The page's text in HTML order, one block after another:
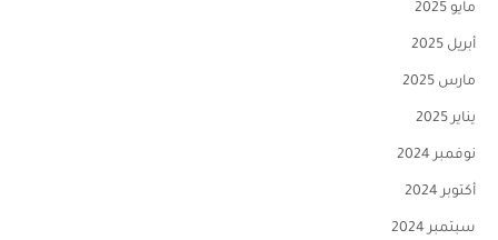
مايو 2025
أبريل 2025
مارس 2025
يناير 2025
نوفمبر 2024
أكتوبر 2024
سبتمبر 2024